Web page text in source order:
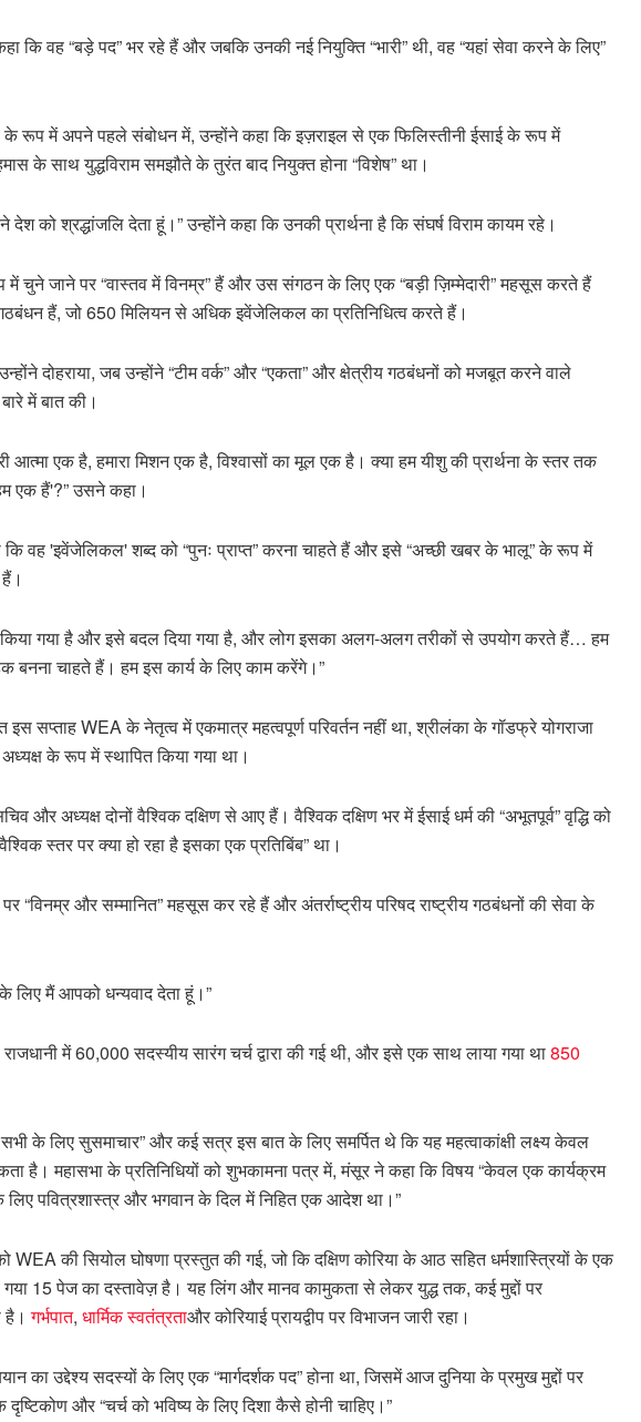
कि वह “बड़े पद” भर रहे हैं और जबकि उनकी नई नियुक्ति “भारी” थी, वह “यहां सेवा करने के लिए”
के रूप में अपने पहले संबोधन में, उन्होंने कहा कि इज़राइल से एक फिलिस्तीनी ईसाई के रूप में
के साथ युद्धविराम समझौते के तुरंत बाद नियुक्त होना “विशेष” था।
को श्रद्धांजलि देता हूं।” उन्होंने कहा कि उनकी प्रार्थना है कि संघर्ष विराम कायम रहे।
चुने जाने पर “वास्तव में विनम्र” हैं और उस संगठन के लिए एक “बड़ी ज़िम्मेदारी” महसूस करते हैं
हैं, जो 650 मिलियन से अधिक इवेंजेलिकल का प्रतिनिधित्व करते हैं।
दोहराया, जब उन्होंने “टीम वर्क” और “एकता” और क्षेत्रीय गठबंधनों को मजबूत करने वाले
में बात की।
एक है, हमारा मिशन एक है, विश्वासों का मूल एक है। क्या हम यीशु की प्रार्थना के स्तर तक
एक हैं'?” उसने कहा।
वह 'इवेंजेलिकल' शब्द को “पुनः प्राप्त” करना चाहते हैं और इसे “अच्छी खबर के भालू” के रूप में
किया गया है और इसे बदल दिया गया है, और लोग इसका अलग-अलग तरीकों से उपयोग करते हैं… हम
बनना चाहते हैं। हम इस कार्य के लिए काम करेंगे।”
सप्ताह WEA के नेतृत्व में एकमात्र महत्वपूर्ण परिवर्तन नहीं था, श्रीलंका के गॉडफ्रे योगराजा
के रूप में स्थापित किया गया था।
और अध्यक्ष दोनों वैश्विक दक्षिण से आए हैं। वैश्विक दक्षिण भर में ईसाई धर्म की “अभूतपूर्व” वृद्धि को
स्तर पर क्या हो रहा है इसका एक प्रतिबिंब” था।
“विनम्र और सम्मानित” महसूस कर रहे हैं और अंतर्राष्ट्रीय परिषद राष्ट्रीय गठबंधनों की सेवा के
लिए मैं आपको धन्यवाद देता हूं।”
में 60,000 सदस्यीय सारंग चर्च द्वारा की गई थी, और इसे एक साथ लाया गया था850
के लिए सुसमाचार” और कई सत्र इस बात के लिए समर्पित थे कि यह महत्वाकांक्षी लक्ष्य केवल
है। महासभा के प्रतिनिधियों को शुभकामना पत्र में, मंसूर ने कहा कि विषय “केवल एक कार्यक्रम
लिए पवित्रशास्त्र और भगवान के दिल में निहित एक आदेश था।”
WEA की सियोल घोषणा प्रस्तुत की गई, जो कि दक्षिण कोरिया के आठ सहित धर्मशास्त्रियों के एक
गया 15 पेज का दस्तावेज़ है। यह लिंग और मानव कामुकता से लेकर युद्ध तक, कई मुद्दों पर
है।गर्भपात, धार्मिक स्वतंत्रताऔर कोरियाई प्रायद्वीप पर विभाजन जारी रहा।
का उद्देश्य सदस्यों के लिए एक “मार्गदर्शक पद” होना था, जिसमें आज दुनिया के प्रमुख मुद्दों पर
दृष्टिकोण और “चर्च को भविष्य के लिए दिशा कैसे होनी चाहिए।”